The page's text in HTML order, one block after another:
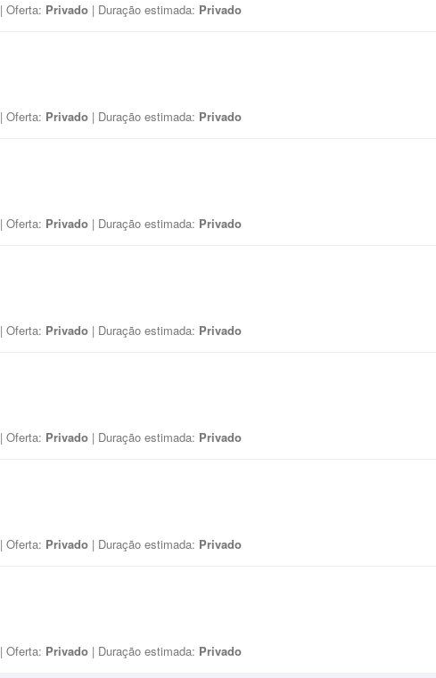
| Oferta: Privado | Duração estimada: Privado
| Oferta: Privado | Duração estimada: Privado
| Oferta: Privado | Duração estimada: Privado
| Oferta: Privado | Duração estimada: Privado
| Oferta: Privado | Duração estimada: Privado
| Oferta: Privado | Duração estimada: Privado
| Oferta: Privado | Duração estimada: Privado